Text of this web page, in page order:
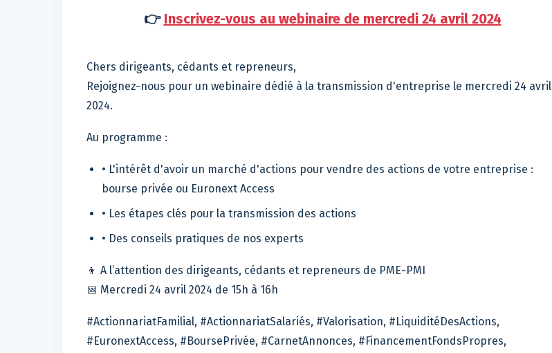
👉 Inscrivez-vous au webinaire de mercredi 24 avril 2024
Chers dirigeants, cédants et repreneurs,
Rejoignez-nous pour un webinaire dédié à la transmission d'entreprise le mercredi 24 avril
2024.
Au programme :
• L'intérêt d'avoir un marché d'actions pour vendre des actions de votre entreprise :
bourse privée ou Euronext Access
• Les étapes clés pour la transmission des actions
• Des conseils pratiques de nos experts
👦 A l’attention des dirigeants, cédants et repreneurs de PME-PMI
📅 Mercredi 24 avril 2024 de 15h à 16h
#ActionnariatFamilial, #ActionnariatSalariés, #Valorisation, #LiquiditéDesActions,
#EuronextAccess, #BoursePrivée, #CarnetAnnonces, #FinancementFondsPropres,